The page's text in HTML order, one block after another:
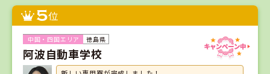
5位
徳島県
阿波自動車学校